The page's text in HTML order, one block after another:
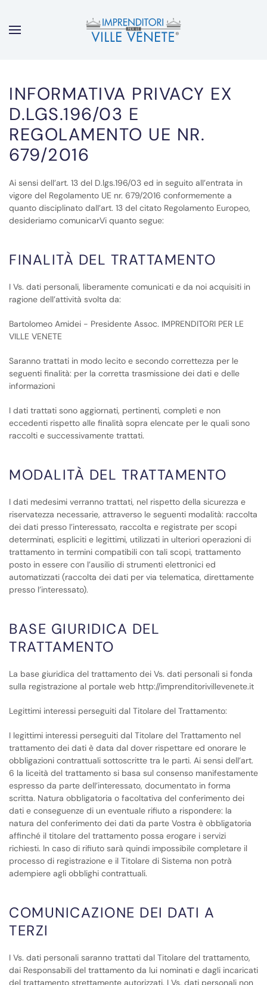
INFORMATIVA PRIVACY EX
D.LGS.196/03 E
REGOLAMENTO UE NR.
679/2016
Ai sensi dell’art. 13 del D.lgs.196/03 ed in seguito all’entrata in
vigore del Regolamento UE nr. 679/2016 conformemente a
quanto disciplinato dall’art. 13 del citato Regolamento Europeo,
desideriamo comunicarVi quanto segue:
FINALITÀ DEL TRATTAMENTO
I Vs. dati personali, liberamente comunicati e da noi acquisiti in
ragione dell’attività svolta da:
Bartolomeo Amidei - Presidente Assoc. IMPRENDITORI PER LE
VILLE VENETE
Saranno trattati in modo lecito e secondo correttezza per le
seguenti finalità: per la corretta trasmissione dei dati e delle
informazioni
I dati trattati sono aggiornati, pertinenti, completi e non
eccedenti rispetto alle finalità sopra elencate per le quali sono
raccolti e successivamente trattati.
MODALITÀ DEL TRATTAMENTO
I dati medesimi verranno trattati, nel rispetto della sicurezza e
riservatezza necessarie, attraverso le seguenti modalità: raccolta
dei dati presso l’interessato, raccolta e registrate per scopi
determinati, espliciti e legittimi, utilizzati in ulteriori operazioni di
trattamento in termini compatibili con tali scopi, trattamento
posto in essere con l’ausilio di strumenti elettronici ed
automatizzati (raccolta dei dati per via telematica, direttamente
presso l’interessato).
BASE GIURIDICA DEL
TRATTAMENTO
La base giuridica del trattamento dei Vs. dati personali si fonda
sulla registrazione al portale web http://imprenditorivillevenete.it
Legittimi interessi perseguiti dal Titolare del Trattamento:
I legittimi interessi perseguiti dal Titolare del Trattamento nel
trattamento dei dati è data dal dover rispettare ed onorare le
obbligazioni contrattuali sottoscritte tra le parti. Ai sensi dell’art.
6 la liceità del trattamento si basa sul consenso manifestamente
espresso da parte dell’interessato, documentato in forma
scritta. Natura obbligatoria o facoltativa del conferimento dei
dati e conseguenze di un eventuale rifiuto a rispondere: la
natura del conferimento dei dati da parte Vostra è obbligatoria
affinché il titolare del trattamento possa erogare i servizi
richiesti. In caso di rifiuto sarà quindi impossibile completare il
processo di registrazione e il Titolare di Sistema non potrà
adempiere agli obblighi contrattuali.
COMUNICAZIONE DEI DATI A
TERZI
I Vs. dati personali saranno trattati dal Titolare del trattamento,
dai Responsabili del trattamento da lui nominati e dagli incaricati
del trattamento strettamente autorizzati. I Vs. dati personali non